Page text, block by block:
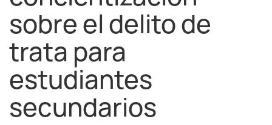
sobre el delito de
trata para
estudiantes
secundarios